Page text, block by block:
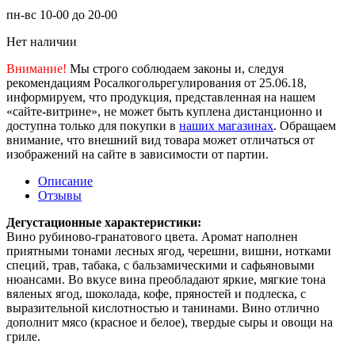
пн-вс 10-00 до 20-00
Нет наличии
Внимание! Мы строго соблюдаем законы и, следуя
рекомендациям Росалкогольрегулирования от 25.06.18,
информируем, что продукция, представленная на нашем
«сайте-витрине», не может быть куплена дистанционно и
доступна только для покупки в наших магазинах. Обращаем
внимание, что внешний вид товара может отличаться от
изображений на сайте в зависимости от партии.
Описание
Отзывы
Дегустационные характеристики:
Вино рубиново-гранатового цвета. Аромат наполнен
приятными тонами лесных ягод, черешни, вишни, нотками
специй, трав, табака, с бальзамическими и сафьяновыми
нюансами. Во вкусе вина преобладают яркие, мягкие тона
вяленых ягод, шоколада, кофе, пряностей и подлеска, с
выразительной кислотностью и танинами. Вино отлично
дополнит мясо (красное и белое), твердые сыры и овощи на
гриле.